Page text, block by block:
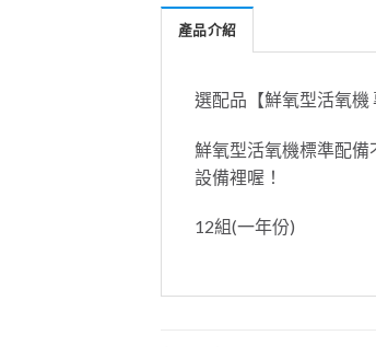
產品介紹
選配品【鮮氧型活氧機
鮮氧型活氧機標準配
設備裡喔！
12組(一年份)